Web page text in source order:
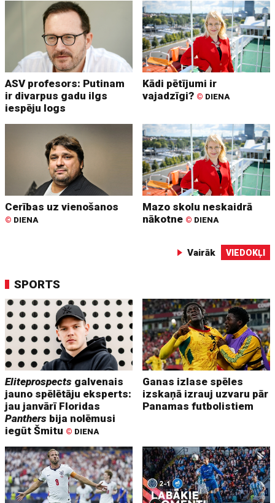
ASV profesors: Putinam
ir divarpus gadu ilgs
iespēju logs
Kādi pētījumi ir
vajadzīgi? © DIENA
Cerības uz vienošanos
© DIENA
Mazo skolu neskaidrā
nākotne © DIENA
Vairāk VIEDOKĻI
SPORTS
Eliteprospects galvenais
jauno spēlētāju eksperts:
jau janvārī Floridas
Panthers bija nolēmusi
iegūt Šmitu © DIENA
Ganas izlase spēles
izskaņā izrauj uzvaru pār
Panamas futbolistiem